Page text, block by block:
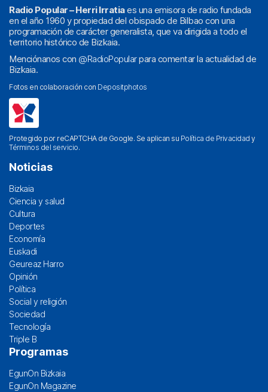
Radio Popular – Herri Irratiaes una emisora de radio fundada
en el año 1960 y propiedad del obispado de Bilbao con una
programación de carácter generalista, que va dirigida a todo el
territorio histórico de Bizkaia.
Menciónanos con @RadioPopularpara comentar la actualidad de
Bizkaia.
Fotos en colaboración con Depositphotos
Protegido por reCAPTCHA de Google. Se aplican su Política de Privacidad y
Términos del servicio.
Noticias
Bizkaia
Ciencia y salud
Cultura
Deportes
Economía
Euskadi
Geureaz Harro
Opinión
Política
Social y religión
Sociedad
Tecnología
Triple B
Programas
EgunOn Bizkaia
EgunOn Magazine